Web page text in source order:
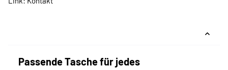
Passende Tasche für jedes